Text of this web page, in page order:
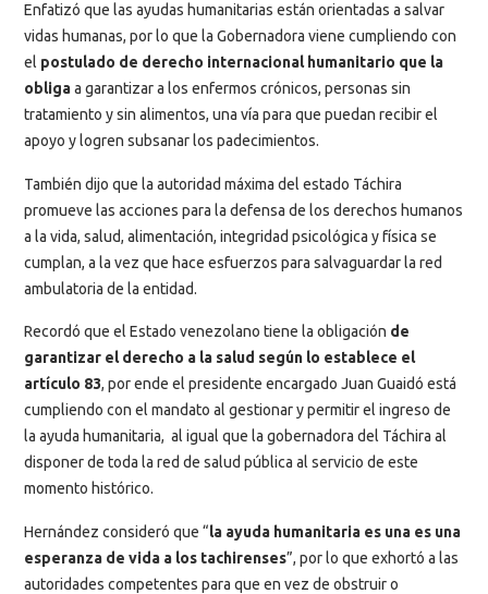
Enfatizó que las ayudas humanitarias están orientadas a salvar
vidas humanas, por lo que la Gobernadora viene cumpliendo con
el postulado de derecho internacional humanitario que la
obligaa garantizar a los enfermos crónicos, personas sin
tratamiento y sin alimentos, una vía para que puedan recibir el
apoyo y logren subsanar los padecimientos.
También dijo que la autoridad máxima del estado Táchira
promueve las acciones para la defensa de los derechos humanos
a la vida, salud, alimentación, integridad psicológica y física se
cumplan, a la vez que hace esfuerzos para salvaguardar la red
ambulatoria de la entidad.
Recordó que el Estado venezolano tiene la obligación de
garantizar el derecho a la salud según lo establece el
artículo 83, por ende el presidente encargado Juan Guaidó está
cumpliendo con el mandato al gestionar y permitir el ingreso de
la ayuda humanitaria, al igual que la gobernadora del Táchira al
disponer de toda la red de salud pública al servicio de este
momento histórico.
Hernández consideró que “la ayuda humanitaria es una es una
esperanza de vida a los tachirenses”, por lo que exhortó a las
autoridades competentes para que en vez de obstruir o